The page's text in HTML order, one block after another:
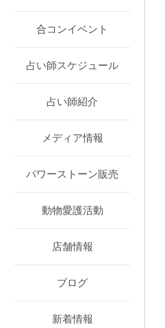
合コンイベント
占い師スケジュール
占い師紹介
メディア情報
パワーストーン販売
動物愛護活動
店舗情報
ブログ
新着情報